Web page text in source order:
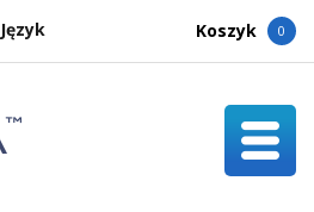
Język Koszyk 0